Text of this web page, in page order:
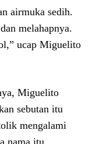
airmuka sedih.
melahapnya.
ucap Miguelito
Miguelito
sebutan itu
mengalami